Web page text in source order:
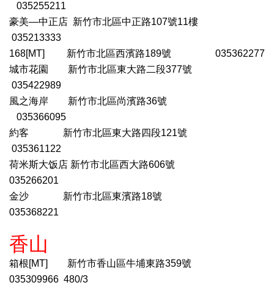
035255211
豪美—中正店 新竹市北區中正路107號11樓
035213333
168[MT] 新竹市北區西濱路189號 035362277
城市花園
新竹市北區東大路二段377號
035422989
風之海岸
新竹市北區尚濱路36號
035366095
約客 新竹市北區東大路四段121號
035361122
荷米斯大饭店 新竹市北區西大路606號
035266201
金沙 新竹市北區東濱路18號
035368221
香山
箱根[MT] 新竹市香山區牛埔東路359號
035309966 480/3